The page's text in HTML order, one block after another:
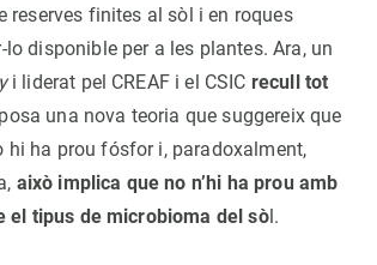
reserves finites al sòl i en roques
disponible per a les plantes. Ara, un
i liderat pel CREAF i el CSIC recull tot
una nova teoria que suggereix que
hi ha prou fósfor i, paradoxalment,
això implica que no n’hi ha prou amb
tipus de microbioma del sòl.